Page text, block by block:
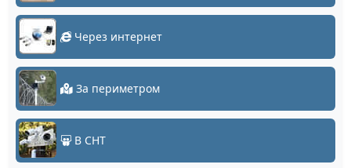
Через интернет
За периметром
В СНТ